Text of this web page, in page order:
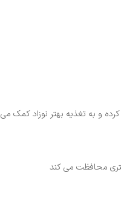
و به تغذیه بهتر نوزاد کمک می
محافظت می کند